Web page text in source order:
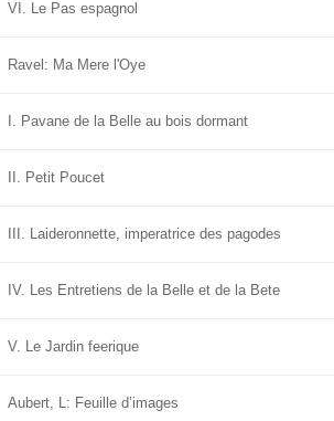
VI. Le Pas espagnol
Ravel: Ma Mere l'Oye
I. Pavane de la Belle au bois dormant
II. Petit Poucet
III. Laideronnette, imperatrice des pagodes
IV. Les Entretiens de la Belle et de la Bete
V. Le Jardin feerique
Aubert, L: Feuille d’images